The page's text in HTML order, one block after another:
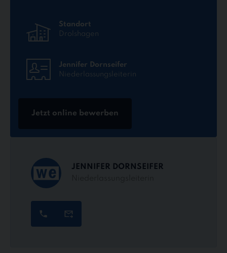
Standort
Drolshagen
Jennifer Dornseifer
Niederlassungsleiterin
Jetzt online bewerben
JENNIFER DORNSEIFER